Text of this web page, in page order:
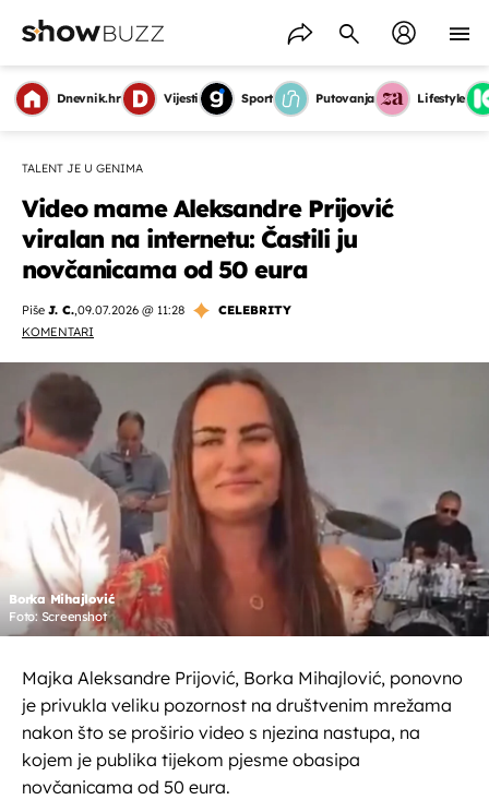
Dnevnik.hr Vijesti Sport Putovanja Lifestyle
TALENT JE U GENIMA
Video mame Aleksandre Prijović
viralan na internetu: Častili ju
novčanicama od 50 eura
Piše J. C.,09.07.2026 @ 11:28
CELEBRITY
KOMENTARI
Borka Mihajlović
Foto: Screenshot
Majka Aleksandre Prijović, Borka Mihajlović, ponovno
je privukla veliku pozornost na društvenim mrežama
nakon što se proširio video s njezina nastupa, na
kojem je publika tijekom pjesme obasipa
novčanicama od 50 eura.
OMOGUĆI OBAVIJESTI